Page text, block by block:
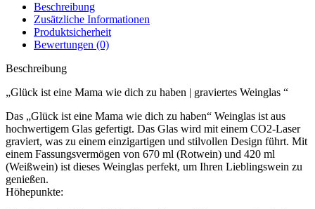
Beschreibung
Zusätzliche Informationen
Produktsicherheit
Bewertungen (0)
Beschreibung
„Glück ist eine Mama wie dich zu haben | graviertes Weinglas “
Das „Glück ist eine Mama wie dich zu haben“ Weinglas ist aus
hochwertigem Glas gefertigt. Das Glas wird mit einem CO2-Laser
graviert, was zu einem einzigartigen und stilvollen Design führt. Mit
einem Fassungsvermögen von 670 ml (Rotwein) und 420 ml
(Weißwein) ist dieses Weinglas perfekt, um Ihren Lieblingswein zu
genießen.
Höhepunkte: